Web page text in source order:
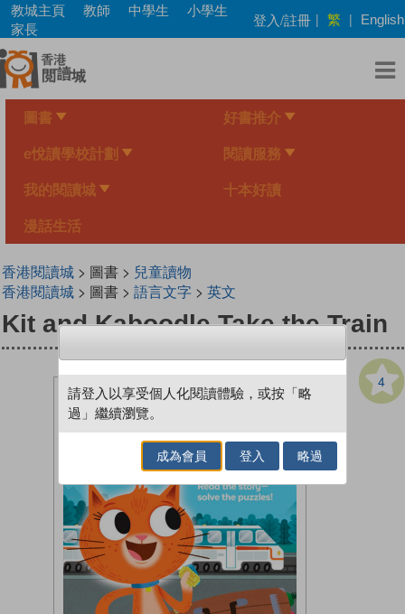
Skip
main
content
教城主頁 教師 中學生
小學生
家長
登入/註冊 | 繁 | English
圖書 好書推介
e悅讀學校計劃 閱讀服務
我的閱讀城 十本好讀
漫話生活
香港閱讀城> 圖書 > 兒童讀物
香港閱讀城> 圖書 > 語言文字> 英文
Kit and Kaboodle Take the Train
4
請登入以享受個人化閱讀體驗，或按「略
過」繼續瀏覽。
成為會員 登入 略過